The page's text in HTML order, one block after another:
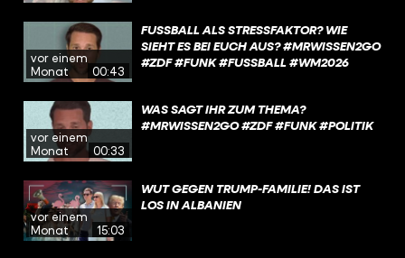
vor einem
Monat
00:43
FUSSBALL ALS STRESSFAKTOR? WIE S
IEHT ES BEI EUCH AUS? #MRWISSEN2GO #
ZDF #FUNK #FUSSBALL #WM2026
vor einem
Monat
00:33
WAS SAGT IHR ZUM THEMA?
#MRWISSEN2GO #ZDF #FUNK #POLITIK
vor einem
Monat
15:03
WUT GEGEN TRUMP-FAMILIE! DAS IST
LOS IN ALBANIEN